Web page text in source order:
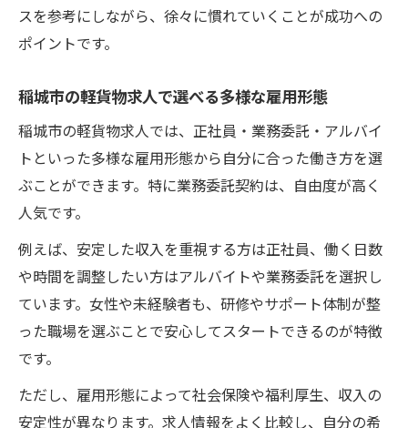
スを参考にしながら、徐々に慣れていくことが成功への
ポイントです。
稲城市の軽貨物求人で選べる多様な雇用形態
稲城市の軽貨物求人では、正社員・業務委託・アルバイ
トといった多様な雇用形態から自分に合った働き方を選
ぶことができます。特に業務委託契約は、自由度が高く
人気です。
例えば、安定した収入を重視する方は正社員、働く日数
や時間を調整したい方はアルバイトや業務委託を選択し
ています。女性や未経験者も、研修やサポート体制が整
った職場を選ぶことで安心してスタートできるのが特徴
です。
ただし、雇用形態によって社会保険や福利厚生、収入の
安定性が異なります。求人情報をよく比較し、自分の希